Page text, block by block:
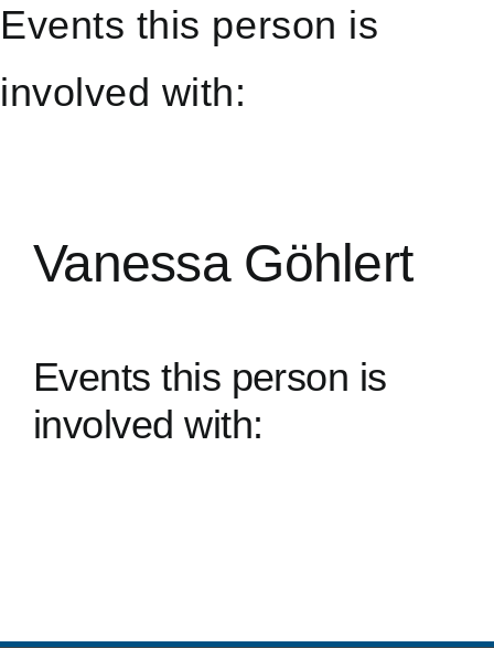
Events this person is
involved with:
Vanessa Göhlert
Events this person is
involved with: